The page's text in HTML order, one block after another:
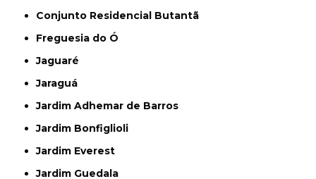
Conjunto Residencial Butantã
Freguesia do Ó
Jaguaré
Jaraguá
Jardim Adhemar de Barros
Jardim Bonfiglioli
Jardim Everest
Jardim Guedala